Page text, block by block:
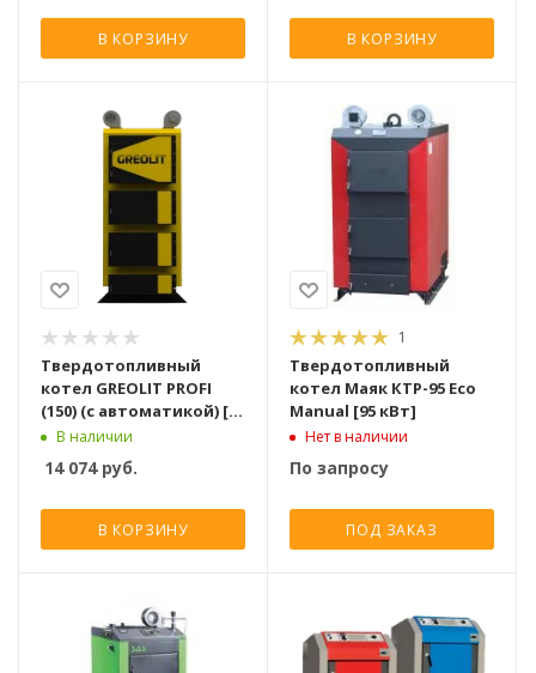
В КОРЗИНУ В КОРЗИНУ
Твердотопливный
котел GREOLIT PROFI
(150) (с автоматикой) [99
Квт]
В наличии
14 074руб.
В КОРЗИНУ
1
Твердотопливный
котел Маяк КТР-95 Eco
Manual [95 кВт]
Нет в наличии
По запросу
ПОД ЗАКАЗ